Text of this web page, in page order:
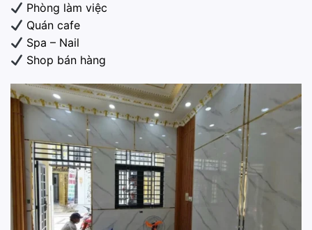
Phòng làm việc
Quán cafe
Spa – Nail
Shop bán hàng